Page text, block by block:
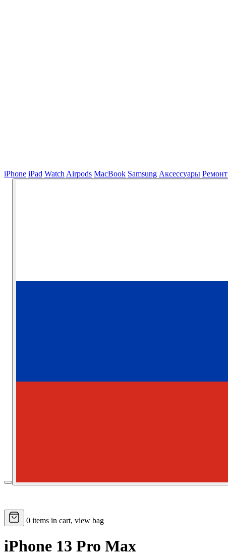
iPhone iPad Watch Airpods MacBook Samsung Аксессуары Ремонт
0 items in cart, view bag
iPhone 13 Pro Max